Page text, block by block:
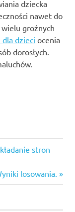
dziecka
nawet do
wielu groźnych
dla dzieci ocenia
dorosłych.
stron
losowania.